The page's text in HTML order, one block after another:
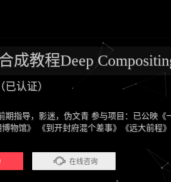
成教程Deep
认证）
期指导，影迷，伪文青 参与项目：已公映
博物馆》 《到开封府混个差事》《远大前程
在线咨询